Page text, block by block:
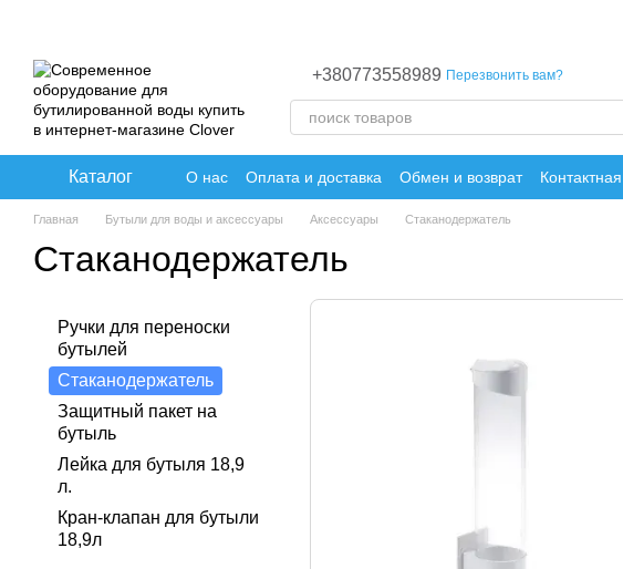
+380773558989 Перезвонить вам?
Каталог О нас Оплата и доставка Обмен и возврат
Главная Бутыли для воды и аксессуары Аксессуары Стаканодержатель
Стаканодержатель
Ручки для переноски
бутылей
Стаканодержатель
Защитный пакет на
бутыль
Лейка для бутыля 18,9
л.
Кран-клапан для бутыли
18,9л